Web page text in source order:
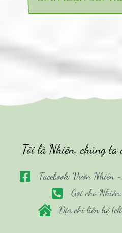
Tôi là Nhiên, chúng ta
Facebook: Vườn
Gọi cho
Địa chỉ liên hệ